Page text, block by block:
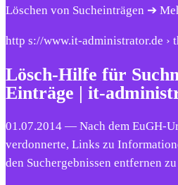
Löschen von Sucheinträgen ➔
http s://www.it-administrator.de ›
Lösch-Hilfe für
Einträge | it-
01.07.2014 — Nach dem EuGH-
verdonnerte, Links zu
den Suchergebnissen entfernen